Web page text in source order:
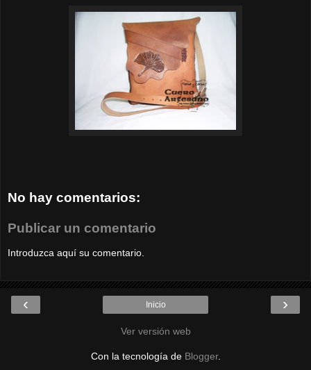
No hay comentarios:
Publicar un comentario
Introduzca aquí su comentario.
‹ ›
Inicio
Ver versión web
Con la tecnología de Blogger.